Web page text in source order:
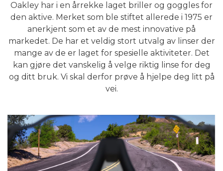
Oakley har i en årrekke laget briller og goggles for
den aktive. Merket som ble stiftet allerede i 1975 er
anerkjent som et av de mest innovative på
markedet. De har et veldig stort utvalg av linser der
mange av de er laget for spesielle aktiviteter. Det
kan gjøre det vanskelig å velge riktig linse for deg
og ditt bruk. Vi skal derfor prøve å hjelpe deg litt på
vei.